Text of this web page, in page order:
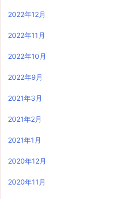
2022年12月
2022年11月
2022年10月
2022年9月
2021年3月
2021年2月
2021年1月
2020年12月
2020年11月